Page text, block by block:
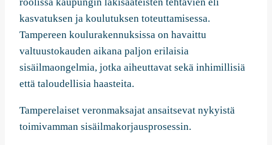
kasvatuksen ja koulutuksen toteuttamisessa.
Tampereen koulurakennuksissa on havaittu
valtuustokauden aikana paljon erilaisia
sisäilmaongelmia, jotka aiheuttavat sekä inhimillisiä
että taloudellisia haasteita.
Tamperelaiset veronmaksajat ansaitsevat nykyistä
toimivamman sisäilmakorjausprosessin.